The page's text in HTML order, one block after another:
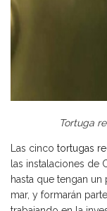
Tortuga
Las cinco tortugas
las instalaciones de
hasta que tengan
mar, y formarán